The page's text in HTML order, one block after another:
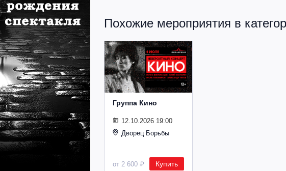
Похожие мероприятия в
Группа Кино
12.10.2026 19:00
Дворец Борьбы
от 2 600 ₽ Купить